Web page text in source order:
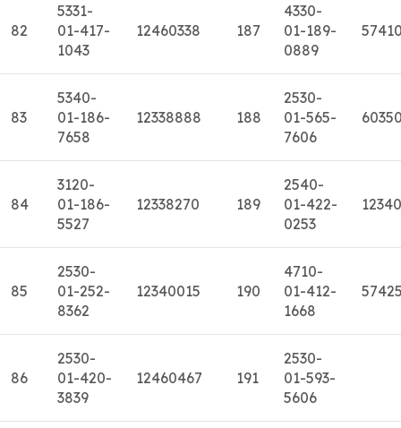
82
5331-
01-417-
1043
12460338 187
4330-
01-189-
0889
83
5340-
01-186-
7658
12338888 188
2530-
01-565-
7606
84
3120-
01-186-
5527
12338270 189
2540-
01-422-
0253
85
2530-
01-252-
8362
12340015 190
4710-
01-412-
1668
86
2530-
01-420-
3839
12460467 191
2530-
01-593-
5606